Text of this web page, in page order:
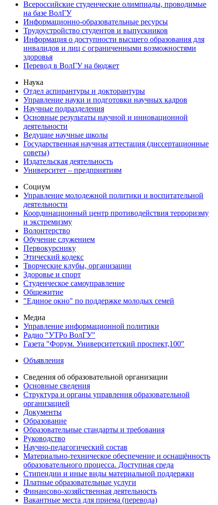
Всероссийские студенческие олимпиады, проводимые
на базе ВолГУ
Информационно-образовательные ресурсы
Трудоустройство студентов и выпускников
Информация о доступности высшего образования для
инвалидов и лиц с ограниченными возможностями
здоровья
Перевод в ВолГУ на бюджет
Наука
Отдел аспирантуры и докторантуры
Управление науки и подготовки научных кадров
Научные подразделения
Основные результаты научной и инновационной
деятельности
Ведущие научные школы
Государственная научная аттестация (диссертационные
советы)
Издательская деятельность
Университет – предприятиям
Социум
Управление молодежной политики и воспитательной
деятельности
Координационный центр противодействия терроризму
и экстремизму
Волонтерство
Обучение служением
Первокурснику
Этический кодекс
Творческие клубы, организации
Здоровье и спорт
Студенческое самоуправление
Общежитие
"Единое окно" по поддержке молодых семей
Медиа
Управление информационной политики
Радио "УТРо ВолГУ"
Газета "Форум. Университетский проспект,100"
Объявления
Сведения об образовательной организации
Основные сведения
Структура и органы управления образовательной
организацией
Документы
Образование
Образовательные стандарты и требования
Руководство
Научно-педагогический состав
Материально-техническое обеспечение и оснащённость
образовательного процесса. Доступная среда
Стипендии и иные виды материальной поддержки
Платные образовательные услуги
Финансово-хозяйственная деятельность
Вакантные места для приема (перевода)